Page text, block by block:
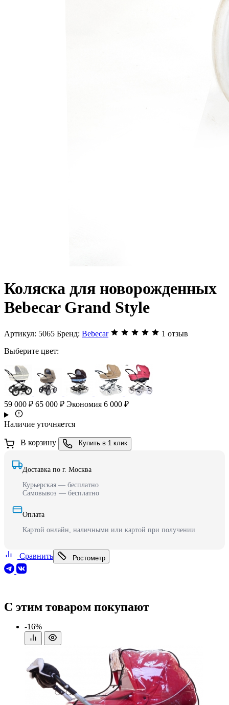
Коляска для новорожденных
Bebecar Grand Style
Артикул: 5065 Бренд: Bebecar
1 отзыв
Выберите цвет:
59 000 ₽ 65 000 ₽ Экономия 6 000 ₽
Наличие уточняется
В корзину Купить в 1 клик
Доставка по г. Москва
Курьерская — бесплатно
Самовывоз — бесплатно
Оплата
Картой онлайн, наличными или картой при получении
Сравнить Ростометр
С этим товаром покупают
-16%